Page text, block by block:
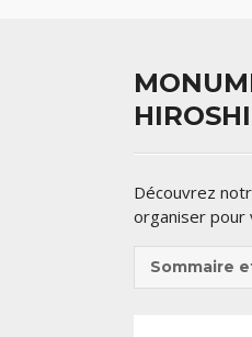
Découvrez
organiser pour
Sommaire